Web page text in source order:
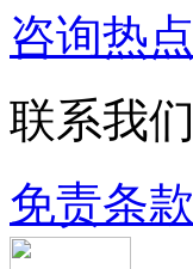
咨询热点
联系我们
免责条款